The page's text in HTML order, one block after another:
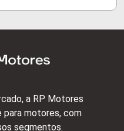
a RP Motores
motores, com
segmentos.